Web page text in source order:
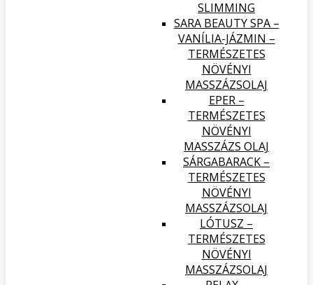
SLIMMING
SARA BEAUTY SPA –
VANÍLIA-JÁZMIN –
TERMÉSZETES
NÖVÉNYI
MASSZÁZSOLAJ
EPER –
TERMÉSZETES
NÖVÉNYI
MASSZÁZS OLAJ
SÁRGABARACK –
TERMÉSZETES
NÖVÉNYI
MASSZÁZSOLAJ
LÓTUSZ –
TERMÉSZETES
NÖVÉNYI
MASSZÁZSOLAJ